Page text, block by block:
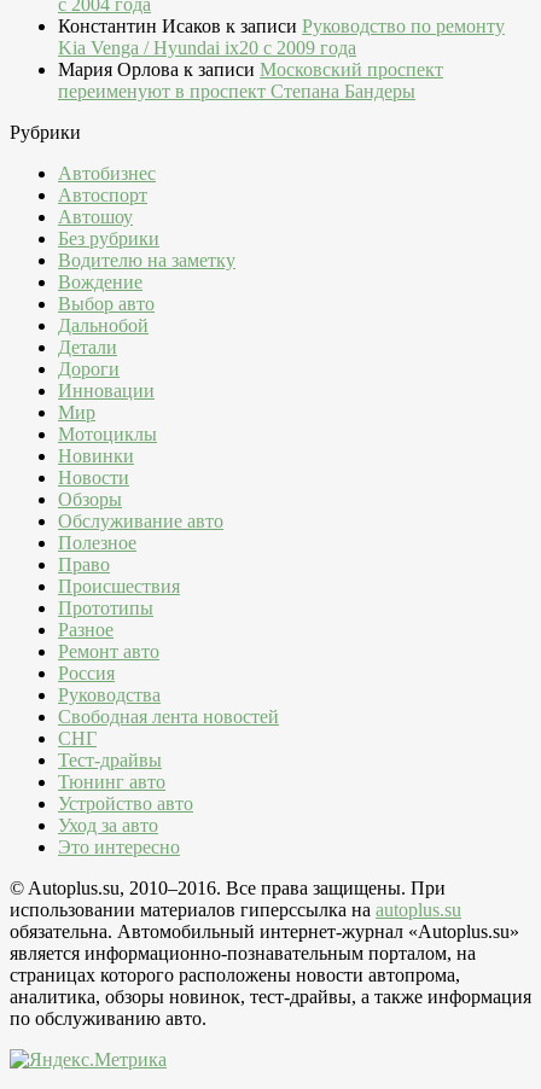
c 2004 года
Константин Исаков к записи Руководство по ремонту
Kia Venga / Hyundai ix20 c 2009 года
Мария Орлова к записи Московский проспект
переименуют в проспект Степана Бандеры
Рубрики
Автобизнес
Автоспорт
Автошоу
Без рубрики
Водителю на заметку
Вождение
Выбор авто
Дальнобой
Детали
Дороги
Инновации
Мир
Мотоциклы
Новинки
Новости
Обзоры
Обслуживание авто
Полезное
Право
Происшествия
Прототипы
Разное
Ремонт авто
Россия
Руководства
Свободная лента новостей
СНГ
Тест-драйвы
Тюнинг авто
Устройство авто
Уход за авто
Это интересно
© Autoplus.su, 2010–2016. Все права защищены. При
использовании материалов гиперссылка на autoplus.su
обязательна. Автомобильный интернет-журнал «Autoplus.su»
является информационно-познавательным порталом, на
страницах которого расположены новости автопрома,
аналитика, обзоры новинок, тест-драйвы, а также информация
по обслуживанию авто.